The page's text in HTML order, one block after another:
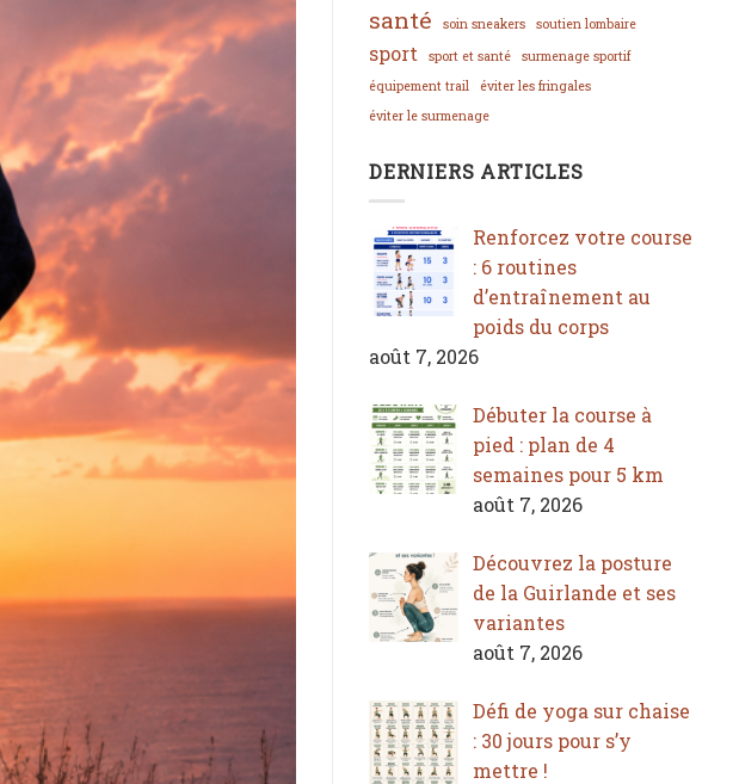
santé soin sneakers soutien lombaire
sport sport et santé
surmenage sportif
équipement trail
éviter les fringales
éviter le surmenage
DERNIERS ARTICLES
Renforcez votre course
: 6 routines
d’entraînement au
poids du corps
août 7, 2026
Débuter la course à
pied : plan de 4
semaines pour 5 km
août 7, 2026
Découvrez la posture
de la Guirlande et ses
variantes
août 7, 2026
Défi de yoga sur chaise
: 30 jours pour s’y
mettre !